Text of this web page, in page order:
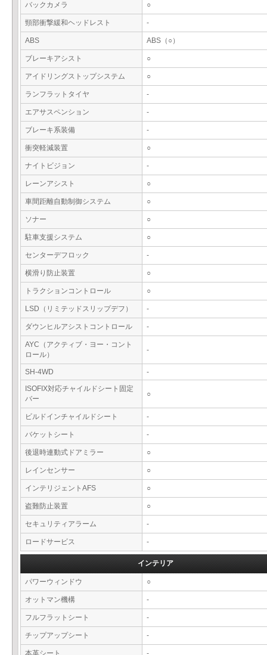
バックカメラ ○
頸部衝撃緩和ヘッドレスト -
ABS ABS（○）
ブレーキアシスト ○
アイドリングストップシステム ○
ランフラットタイヤ -
エアサスペンション -
ブレーキ系装備 -
衝突軽減装置 ○
ナイトビジョン -
レーンアシスト ○
車間距離自動制御システム ○
ソナー ○
駐車支援システム ○
センターデフロック -
横滑り防止装置 ○
トラクションコントロール ○
LSD（リミテッドスリップデフ） -
ダウンヒルアシストコントロール -
AYC（アクティブ・ヨー・コント
ロール）
-
SH-4WD
-
ISOFIX対応チャイルドシート固定
バー
○
ビルドインチャイルドシート -
バケットシート -
後退時連動式ドアミラー ○
レインセンサー ○
インテリジェントAFS ○
盗難防止装置 ○
セキュリティアラーム -
ロードサービス -
インテリア
パワーウィンドウ ○
オットマン機構 -
フルフラットシート -
チップアップシート -
本革シート -